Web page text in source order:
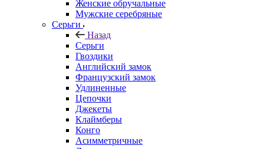
Женские обручальные
Мужские серебряные
Серьги
Назад
Серьги
Гвоздики
Английский замок
Французский замок
Удлиненные
Цепочки
Джекеты
Клаймберы
Конго
Асимметричные